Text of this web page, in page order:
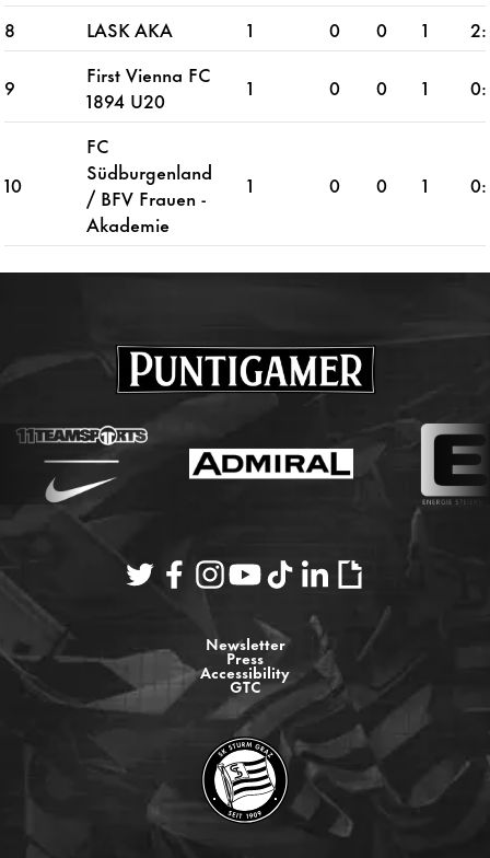
8 LASK AKA 1 0 0 1
9
First Vienna FC
1894 U20
1 0 0 1
10
FC
Südburgenland
/ BFV Frauen -
Akademie
1 0 0 1
Newsletter
Press
Accessibility
GTC